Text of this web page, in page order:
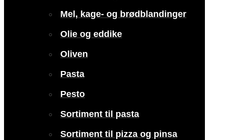
Mel, kage- og brødblandinger
Olie og eddike
Oliven
Pasta
Pesto
Sortiment til pasta
Sortiment til pizza og pinsa